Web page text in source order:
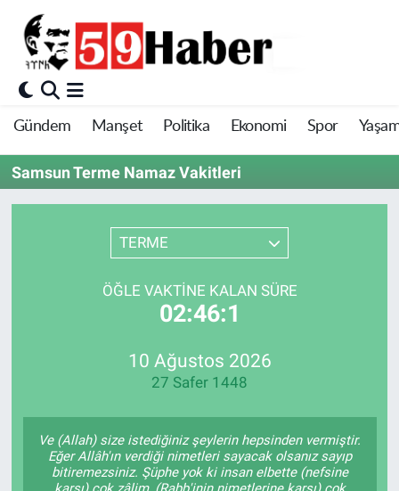
Gündem Manşet Politika Ekonomi Spor
Samsun Terme Namaz Vakitleri
TERME
ÖĞLE VAKTINE KALAN SÜRE
02:46:1
10 Ağustos 2026
27 Safer 1448
Ve (Allah) size istediğiniz şeylerin hepsinden vermiştir.
Eğer Allâh'ın verdiği nimetleri sayacak olsanız sayıp
bitiremezsiniz. Şüphe yok ki insan elbette (nefsine